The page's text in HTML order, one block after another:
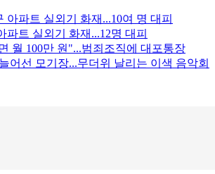
아파트 실외기 화재...10여 명 대피
파트 실외기 화재...12명 대피
월 100만 원"...범죄조직에 대포통장
어선 모기장...무더위 날리는 이색 음악회